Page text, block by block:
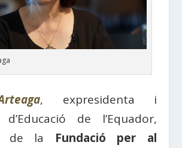
, expresidenta i
de l’Equador,
de la Fundació per al